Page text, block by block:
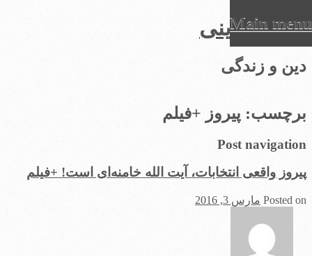
عرفان دینی
دین و زندگی
Main menu
to
content
برچسب: پیروز +فیلم
Post navigation
پیروز واقعی انتخابات، آیت الله خامنه‌ای است! +فیلم
Posted on مارس 3, 2016